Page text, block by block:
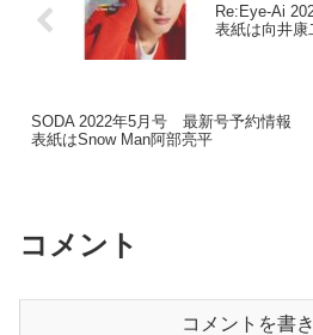
Re:Eye-Ai
表紙は向井康
SODA 2022年5月号 最新号予約情報
表紙はSnow Man阿部亮平
コメント
コメントを書